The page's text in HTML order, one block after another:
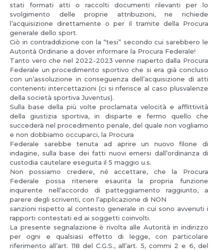
stati formati atti o raccolti documenti rilevanti per lo
svolgimento delle proprie attribuzioni, ne richiede
l’acquisizione direttamente o per il tramite della Procura
generale dello sport.
Ciò in contraddizione con la “tesi” secondo cui sarebbero le
Autorità Ordinarie a dover informare la Procura Federale!
Tanto vero che nel 2022-2023 venne riaperto dalla Procura
Federale un procedimento sportivo che si era già concluso
con un’assoluzione in conseguenza dell’acquisizione di atti
contenenti intercettazioni (ci si riferisce al caso plusvalenze
della società sportiva Juventus).
Sulla base della più volte proclamata velocità e afflittività
della giustizia sportiva, in disparte e fermo quello che
succederà nel procedimento penale, del quale non vogliamo
e non dobbiamo occuparci, la Procura
Federale sarebbe tenuta ad aprire un nuovo filone di
indagine, sulla base dei fatti nuovi emersi dall’ordinanza di
custodia cautelare eseguita il 5 maggio u.s.
Non possiamo credere, né accettare, che la Procura
Federale possa ritenere esaurita la propria funzione
inquirente nell’accordo di patteggiamento raggiunto, a
parere degli scriventi, con l’applicazione di NON
sanzioni rispetto al contesto generale in cui sono avvenuti i
rapporti contestati ed ai soggetti coinvolti.
La presente segnalazione è rivolta alle Autorità in indirizzo
per ogni e qualsiasi effetto di legge, con particolare
riferimento all’art. 118 del C.G.S., all’art. 5, commi 2 e 6, del